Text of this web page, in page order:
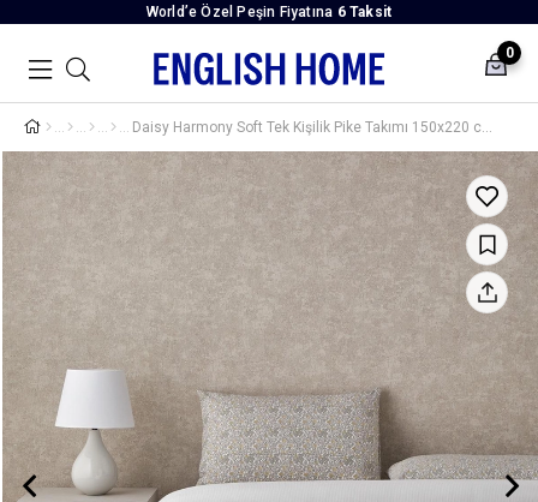
World’e Özel Peşin Fiyatına 6 Taksit
0
Daisy Harmony Soft Tek Kişilik Pike Takımı 150x220 cm Beyaz